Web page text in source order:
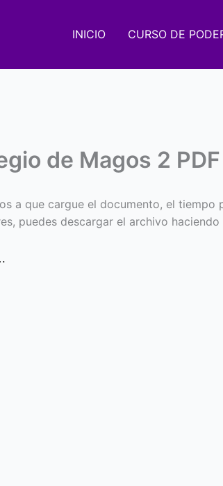
INICIO CURSO DE
de Magos 2
a que cargue el documento, el
puedes descargar el archivo